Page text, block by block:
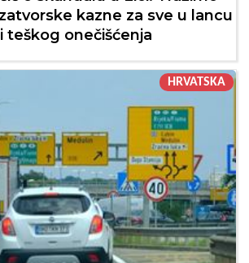
kazne za sve u lancu
teškog onečišćenja
HRVATSKA